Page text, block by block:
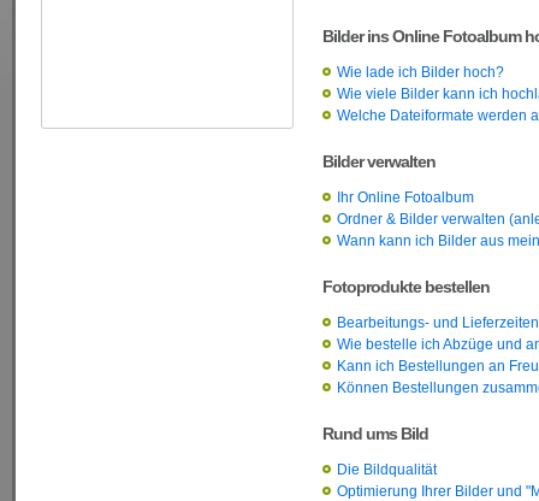
Bilder ins Online Fotoalbum
Wie lade ich Bilder hoch?
Wie viele Bilder kann ich
Welche Dateiformate werden
Bilder verwalten
Ihr Online Fotoalbum
Ordner & Bilder verwalten
Wann kann ich Bilder aus
Fotoprodukte bestellen
Bearbeitungs- und Lieferzeiten
Wie bestelle ich Abzüge und
Kann ich Bestellungen an
Können Bestellungen
Rund ums Bild
Die Bildqualität
Optimierung Ihrer Bilder und